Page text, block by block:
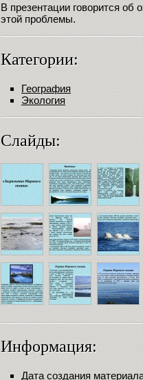
В презентации говорится об
этой проблемы.
Категории:
География
Экология
Слайды:
Информация:
Дата создания